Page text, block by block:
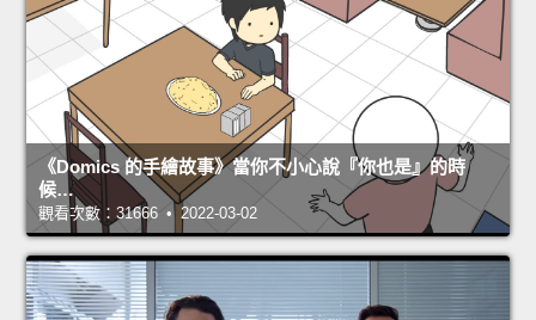
《Domics 的手繪故事》當你不小心說『你也是』的時
候…
觀看次數：31666 • 2022-03-02